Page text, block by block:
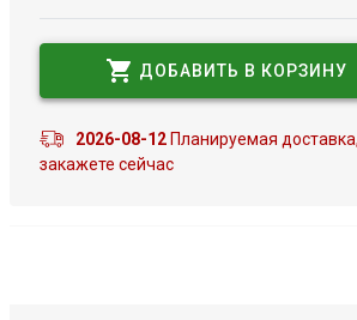
ДОБАВИТЬ В КОРЗИНУ
2026-08-12Планируемая
закажете сейчас